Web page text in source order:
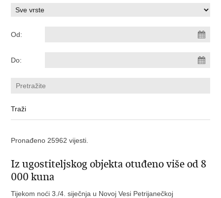
Od:
Do:
Pronađeno 25962 vijesti.
Iz ugostiteljskog objekta otuđeno više od 8
000 kuna
Tijekom noći 3./4. siječnja u Novoj Vesi Petrijanečkoj